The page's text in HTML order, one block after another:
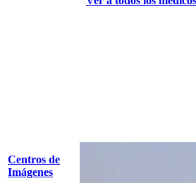
Centros de
Imágenes